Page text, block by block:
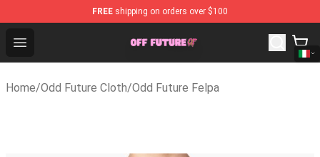
FREE shipping on orders over $100
Open menu
Odd Future Store - Official Odd Future Merchandise
Home/Odd Future Cloth/Odd Future Felpa